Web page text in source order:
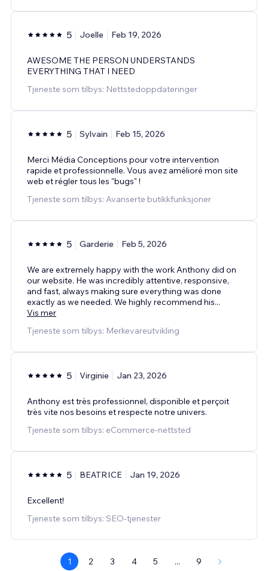
5 Joelle Feb 19, 2026
AWESOME THE PERSON UNDERSTANDS
EVERYTHING THAT I NEED
Tjeneste som tilbys: Nettstedoppdateringer
5 Sylvain Feb 15, 2026
Merci Média Conceptions pour votre intervention
rapide et professionnelle. Vous avez amélioré mon site
web et régler tous les "bugs" !
Tjeneste som tilbys: Avanserte butikkfunksjoner
5 Garderie Feb 5, 2026
We are extremely happy with the work Anthony did on
our website. He was incredibly attentive, responsive,
and fast, always making sure everything was done
exactly as we needed. We highly recommend his...
Vis mer
Tjeneste som tilbys: Merkevareutvikling
5 Virginie Jan 23, 2026
Anthony est très professionnel, disponible et perçoit
très vite nos besoins et respecte notre univers.
Tjeneste som tilbys: eCommerce-nettsted
5 BEATRICE Jan 19, 2026
Excellent!
Tjeneste som tilbys: SEO-tjenester
1 2 3 4 5 ... 9